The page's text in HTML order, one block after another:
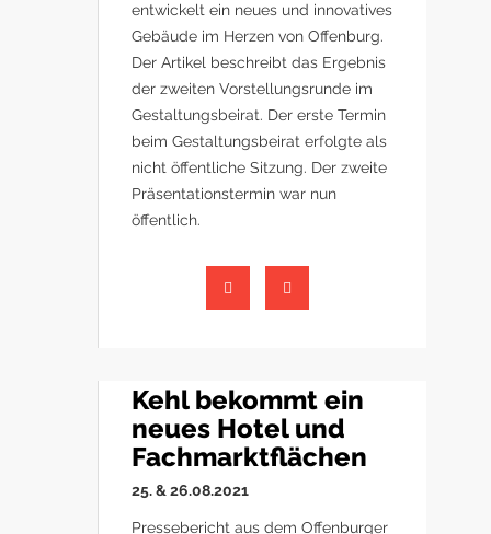
entwickelt ein neues und innovatives
Gebäude im Herzen von Offenburg.
Der Artikel beschreibt das Ergebnis
der zweiten Vorstellungsrunde im
Gestaltungsbeirat. Der erste Termin
beim Gestaltungsbeirat erfolgte als
nicht öffentliche Sitzung. Der zweite
Präsentationstermin war nun
öffentlich.
Kehl bekommt ein
neues Hotel und
Fachmarktflächen
25. & 26.08.2021
Pressebericht aus dem Offenburger